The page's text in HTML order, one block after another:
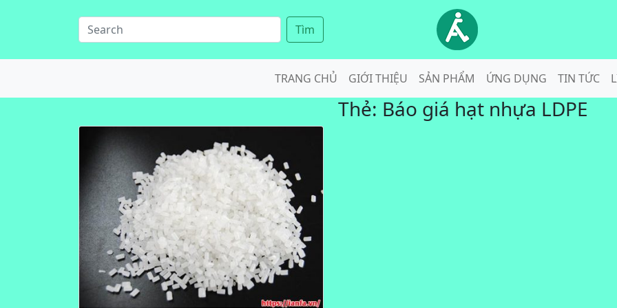
Tìm
TRANG CHỦ GIỚI THIỆU SẢN PHẨM ỨNG DỤNG TIN TỨC
Thẻ: Báo giá hạt nhựa LDPE